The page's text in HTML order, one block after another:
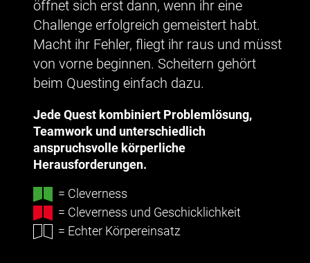
öffnet sich erst dann, wenn ihr eine
Challenge erfolgreich gemeistert habt.
Macht ihr Fehler, fliegt ihr raus und müsst
von vorne beginnen. Scheitern gehört
beim Questing einfach dazu.
Jede Quest kombiniert Problemlösung,
Teamwork und unterschiedlich
anspruchsvolle körperliche
Herausforderungen.
= Cleverness
= Cleverness und Geschicklichkeit
= Echter Körpereinsatz